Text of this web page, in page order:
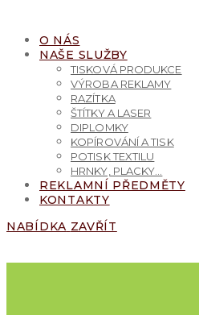
OBSAHU
O NÁS
NAŠE SLUŽBY
TISKOVÁ PRODUKCE
VÝROBA REKLAMY
RAZÍTKA
ŠTÍTKY A LASER
DIPLOMKY
KOPÍROVÁNÍ A TISK
POTISK TEXTILU
HRNKY, PLACKY…
REKLAMNÍ PŘEDMĚTY
KONTAKTY
NABÍDKA ZAVŘÍT